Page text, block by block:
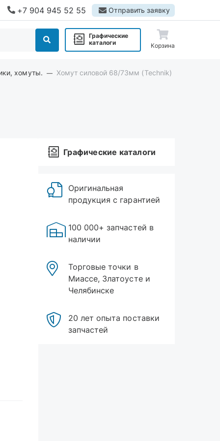
+7 904 945 52 55 Отправить заявку
Графические
каталоги
Корзина
хомуты. Хомут силовой 68/73мм (Technik)
Графические каталоги
Оригинальная
продукция с гарантией
100 000+ запчастей в
наличии
Торговые точки в
Миассе, Златоусте и
Челябинске
20 лет опыта поставки
запчастей